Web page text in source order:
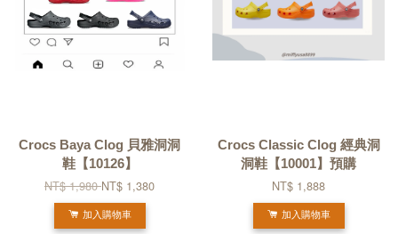
Crocs Baya Clog 貝雅洞洞
鞋【10126】
NT$ 1,980NT$ 1,380
加入購物車
Crocs Classic Clog 經典洞
洞鞋【10001】預購
NT$ 1,888
加入購物車